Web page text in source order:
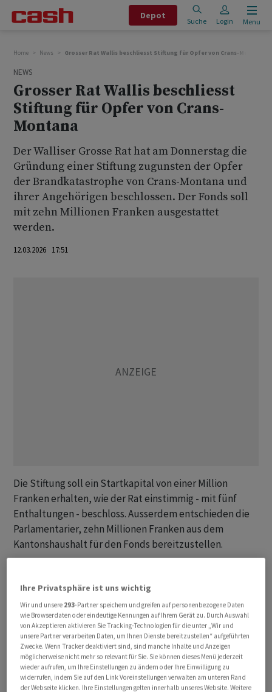
Depot
Suche Login Menu
Home News Grosser Rat Wallis beschliesst Stiftung für Opfer von Crans-Montana
NEWS
Grosser Rat Wallis beschliesst
Stiftung für Opfer von Crans-
Montana
Der Walliser Grosse Rat hat am Donnerstag die
Gründung einer Stiftung zugunsten der Opfer
der Brandkatastrophe von Crans-Montana und
ihrer Angehörigen beschlossen. Der Fonds soll
mit zehn Millionen Franken ausgestattet
werden.
12.03.2026 17:51
Die Stiftung soll ein Startkapital von einer Million
Franken erhalten, wie der Rat einstimmig - mit fünf
Enthaltungen - beschloss. Ausserdem entschieden die
Parlamentarier, zehn Millionen Franken aus dem
Kantonshaushalt für den Fonds bereitzustellen.
Millionen Franken, die von öffentlichen Körperschaften,
Privatpersonen und anderen Organisationen stammen.
Zudem haben die Gemeinde Crans-Montana eine Million
und der Kanton Waadt sieben Millionen Franken
zugesagt.
«Eine echte Spende des Kantons»
Ihre Privatsphäre ist uns wichtig
Wir und unsere 293-Partner speichern und greifen auf personenbezogene Daten
wie Browserdaten oder eindeutige Kennungen auf Ihrem Gerät zu. Durch Auswahl
von Akzeptieren aktivieren Sie Tracking-Technologien für die unter „Wir und
unsere Partner verarbeiten Daten, um Ihnen Dienste bereitzustellen“ aufgeführten
Zwecke. Wenn Tracker deaktiviert sind, sind manche Inhalte und Anzeigen
möglicherweise nicht mehr so relevant für Sie. Sie können dieses Menü jederzeit
wieder aufrufen, um Ihre Einstellungen zu ändern oder Ihre Einwilligung zu
widerrufen, indem Sie auf den Link Voreinstellungen verwalten am unteren Rand
der Webseite klicken. Ihre Einstellungen gelten innerhalb unseres Website. Weitere